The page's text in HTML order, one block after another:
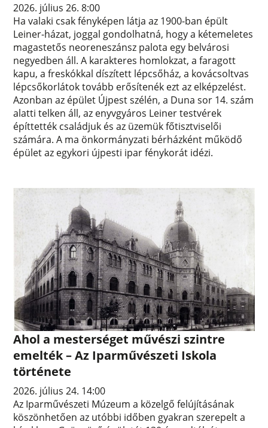
2026. július 26. 8:00
Ha valaki csak fényképen látja az 1900-ban épült
Leiner-házat, joggal gondolhatná, hogy a kétemeletes
magastetős neoreneszánsz palota egy belvárosi
negyedben áll. A karakteres homlokzat, a faragott
kapu, a freskókkal díszített lépcsőház, a kovácsoltvas
lépcsőkorlátok tovább erősítenék ezt az elképzelést.
Azonban az épület Újpest szélén, a Duna sor 14. szám
alatti telken áll, az enyvgyáros Leiner testvérek
építtették családjuk és az üzemük főtisztviselői
számára. A ma önkormányzati bérházként működő
épület az egykori újpesti ipar fénykorát idézi.
Ahol a mesterséget művészi szintre
emelték – Az Iparművészeti Iskola
története
2026. július 24. 14:00
Az Iparművészeti Múzeum a közelgő felújításának
köszönhetően az utóbbi időben gyakran szerepelt a